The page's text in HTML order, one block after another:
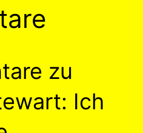
zu
Ich